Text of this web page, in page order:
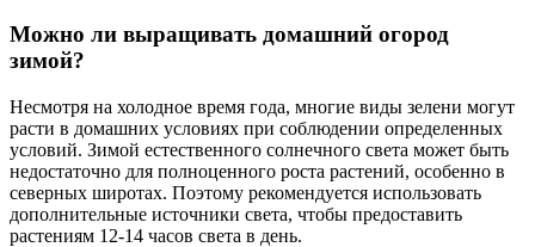
Можно ли выращивать домашний огород
зимой?
Несмотря на холодное время года, многие виды зелени могут
расти в домашних условиях при соблюдении определенных
условий. Зимой естественного солнечного света может быть
недостаточно для полноценного роста растений, особенно в
северных широтах. Поэтому рекомендуется использовать
дополнительные источники света, чтобы предоставить
растениям 12-14 часов света в день.